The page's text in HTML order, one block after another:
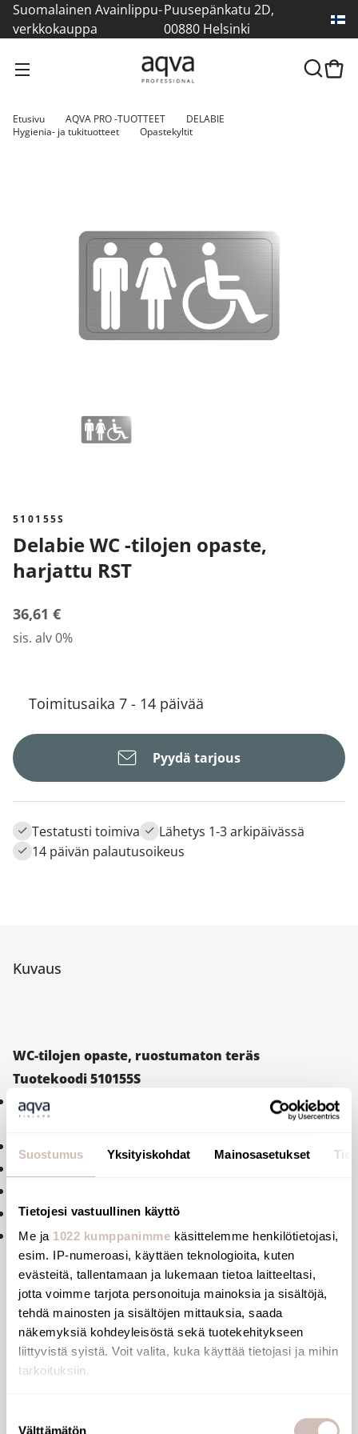
Suostumus Yksityiskohdat Mainosasetukset
Tietojesi vastuullinen käyttö
Me ja 1022 kumppanimme käsittelemme henkilötietojasi,
esim. IP-numeroasi, käyttäen teknologioita, kuten
evästeitä, tallentamaan ja lukemaan tietoa laitteeltasi,
jotta voimme tarjota personoituja mainoksia ja sisältöjä,
tehdä mainosten ja sisältöjen mittauksia, saada
näkemyksiä kohdeyleisöstä sekä tuotekehitykseen
liittyvistä syistä. Voit valita, kuka käyttää tietojasi ja mihin
tarkoituksiin.
Kerätä tietoja maantieteellisestä sijainnistasi,
Välttämätön
Suomalainen Avainlippu-
verkkokauppa
Puusepänkatu 2D,
00880 Helsinki
Etusivu AQVA PRO -TUOTTEET
DELABIE
Hygienia- ja tukituotteet
Opastekyltit
510155S
Delabie WC -tilojen opaste,
harjattu RST
36,61 €
sis. alv 0%
Toimitusaika 7 - 14 päivää
Pyydä tarjous
Testatusti toimiva
Lähetys 1-3 arkipäivässä
14 päivän palautusoikeus
Kuvaus
WC-tilojen opaste, ruostumaton teräs
Tuotekoodi 510155S
Ruostumattomasta teräksestä
valmistettu itsestäänkiinnittyvä WC-opaste.
Kiillotettu satiiiniviimeistely, 304 ruostumaton teräs.
Mitat: 125 x 125 mm.
10 vuoden takuu.
Tiedostot
Arvostelut